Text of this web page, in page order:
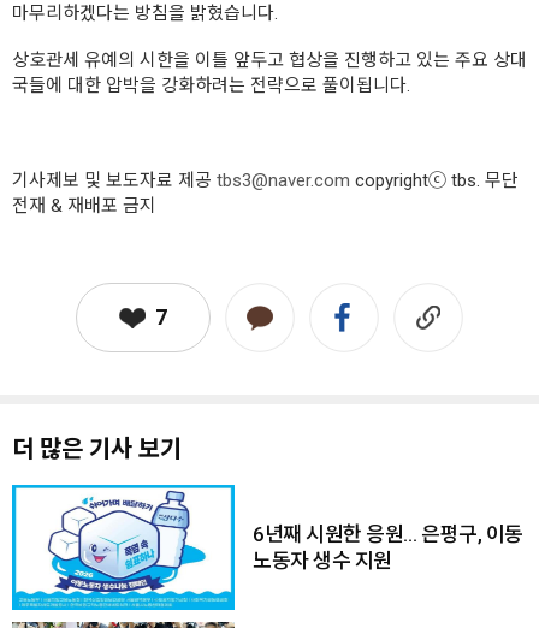
마무리하겠다는 방침을 밝혔습니다.
상호관세 유예의 시한을 이틀 앞두고 협상을 진행하고 있는 주요 상대
국들에 대한 압박을 강화하려는 전략으로 풀이됩니다.
기사제보 및 보도자료 제공 tbs3@naver.com copyrightⓒ tbs. 무단
전재 & 재배포 금지
7
더 많은 기사 보기
6년째 시원한 응원… 은평구, 이동
노동자 생수 지원